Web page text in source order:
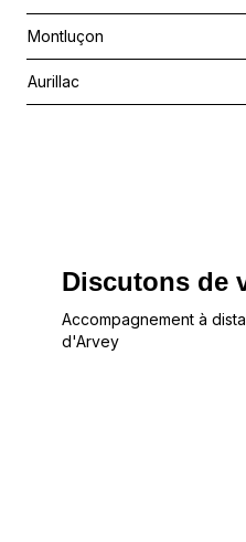
Montluçon
Aurillac
Discutons de
Accompagnement à
d'Arvey